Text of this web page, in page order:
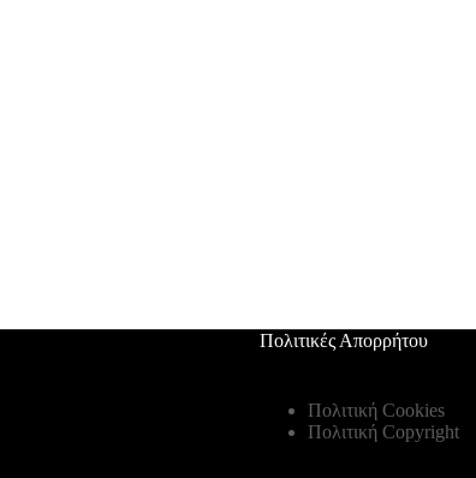
Πολιτικές Απορρήτου
Πολιτική Cookies
Πολιτική Copyright